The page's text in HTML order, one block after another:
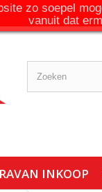
INKOOP
zo soepel
vanuit dat